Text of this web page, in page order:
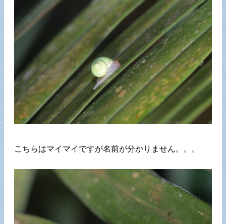
こちらはマイマイですが名前が分かりません。。。